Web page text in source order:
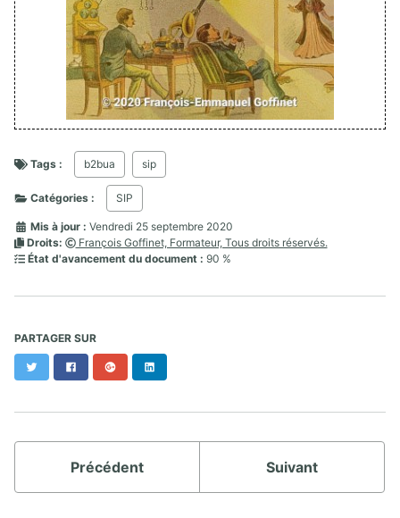
Tags : b2bua sip
Catégories : SIP
Mis à jour : Vendredi 25 septembre 2020
Droits:
François Goffinet, Formateur, Tous droits réservés.
État d'avancement du document : 90 %
PARTAGER SUR
Twitter FacebookGoogle+
Précédent Suivant